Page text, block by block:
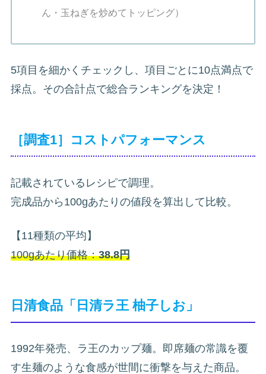
ん・玉ねぎを炒めてトッピング）
5項目を細かくチェックし、項目ごとに10点満点で
採点。その合計点で総合ランキングを決定！
［調査1］コストパフォーマンス
記載されているレシピで調理。
完成品から100gあたりの値段を算出して比較。
【11種類の平均】
100gあたり価格：38.8円
日清食品「日清ラ王 柚子しお」
1992年発売、ラ王のカップ麺。即席麺の常識を覆
す生麺のような食感が世間に衝撃を与えた商品。